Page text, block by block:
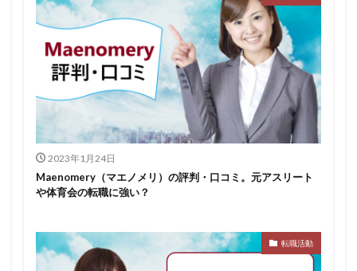
2023年1月24日
Maenomery（マエノメリ）の評判・口コミ。元アスリート
や体育会の転職に強い？
転職活動